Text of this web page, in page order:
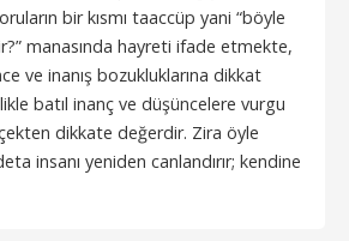
bir kısmı taaccüp yani “böyle
manasında hayreti ifade etmekte,
ve inanış bozukluklarına dikkat
batıl inanç ve düşüncelere vurgu
dikkate değerdir. Zira öyle
insanı yeniden canlandırır; kendine